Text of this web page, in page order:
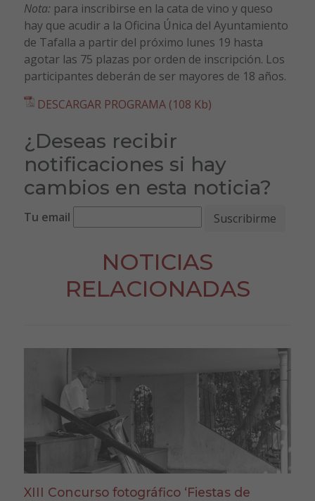
Nota: para inscribirse en la cata de vino y queso
hay que acudir a la Oficina Única del Ayuntamiento
de Tafalla a partir del próximo lunes 19 hasta
agotar las 75 plazas por orden de inscripción. Los
participantes deberán de ser mayores de 18 años.
DESCARGAR PROGRAMA (108 Kb)
¿Deseas recibir
notificaciones si hay
cambios en esta noticia?
Tu email
NOTICIAS
RELACIONADAS
XIII Concurso fotográfico ‘Fiestas de